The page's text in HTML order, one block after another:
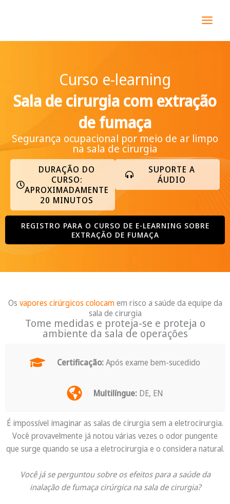
conteúdo
Curso e-learning
Sala de cirurgia com extração
de fumaça
Segurança ocupacional por meio de ar limpo
na sala de cirurgia
DURAÇÃO DO
CURSO:
APROXIMADAMENTE
20 MINUTOS
SUPORTE A
ÁUDIO
REGISTRO PARA O CURSO DE E-LEARNING SOBRE
EXTRAÇÃO DE FUMAÇA
Os vapores cirúrgicos colocamem risco a saúde da equipe da
sala de cirurgia
Tome medidas e proteja-se e proteja o
ambiente da sala de operações
Certificação:Após exame bem-sucedido
Multilíngue: DE, EN
É impossível imaginar as salas de cirurgia sem a eletrocirurgia.
Você provavelmente já notou várias vezes o odor pungente
que surge quando se usa a eletrocirurgia e o considera natural.
Você já se perguntou sobre os efeitos para a saúde da
inalação de fumaça cirúrgica na sala de cirurgia?